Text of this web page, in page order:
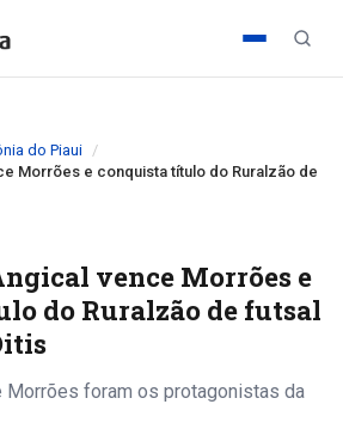
do Piaui
Morrões e conquista título do Ruralzão de
vence Morrões e
do Ruralzão de futsal
Morrões foram os protagonistas da